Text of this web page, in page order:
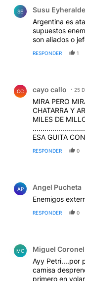
SE Susu Eyheralde
Argentina es
supuestos
son aliados o
RESPONDER 1
CC cayo callo 25
MIRA PERO
CHATARRA Y
MILES DE
ESA GUITA
RESPONDER 0
AP Angel Pucheta
Enemigos
RESPONDER 0
MC Miguel Coronel
Ayy Petri....por
camisa
primero en